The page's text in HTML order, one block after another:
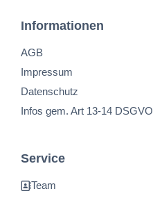
Informationen
AGB
Impressum
Datenschutz
Infos gem. Art 13-14 DSGVO
Service
Team